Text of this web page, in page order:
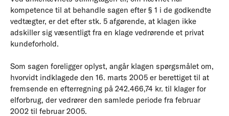
kompetence til at behandle sagen efter § 1 i de godkendte
vedtægter, er det efter stk. 5 afgørende, at klagen ikke
adskiller sig væsentligt fra en klage vedrørende et privat
kundeforhold.
Som sagen foreligger oplyst, angår klagen spørgsmålet om,
hvorvidt indklagede den 16. marts 2005 er berettiget til at
fremsende en efterregning på 242.466,74 kr. til klager for
elforbrug, der vedrører den samlede periode fra februar
2002 til februar 2005.